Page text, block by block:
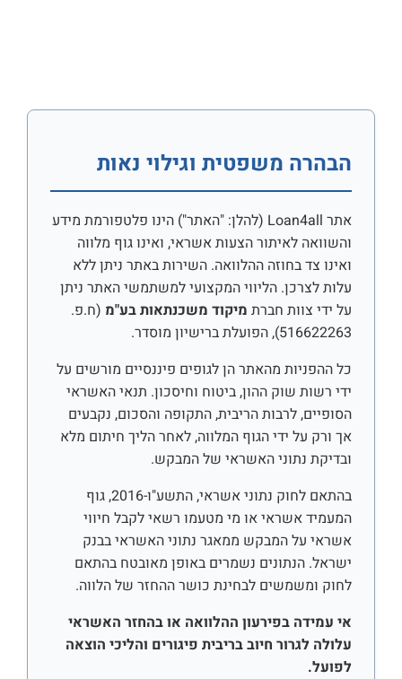
הבהרה משפטית וגילוי נאות
אתר Loan4all (להלן: "האתר") הינו פלטפורמת מידע
והשוואה לאיתור הצעות אשראי, ואינו גוף מלווה
ואינו צד בחוזה ההלוואה. השירות באתר ניתן ללא
עלות לצרכן. הליווי המקצועי למשתמשי האתר ניתן
על ידי צוות חברת מיקוד משכנתאות בע"מ (ח.פ.
516622263), הפועלת ברישיון מוסדר.
כל ההפניות מהאתר הן לגופים פיננסיים מורשים על
ידי רשות שוק ההון, ביטוח וחיסכון. תנאי האשראי
הסופיים, לרבות הריבית, התקופה והסכום, נקבעים
אך ורק על ידי הגוף המלווה, לאחר הליך חיתום מלא
ובדיקת נתוני האשראי של המבקש.
בהתאם לחוק נתוני אשראי, התשע"ו-2016, גוף
המעמיד אשראי או מי מטעמו רשאי לקבל חיווי
אשראי על המבקש ממאגר נתוני האשראי בבנק
ישראל. הנתונים נשמרים באופן מאובטח בהתאם
לחוק ומשמשים לבחינת כושר ההחזר של הלווה.
אי עמידה בפירעון ההלוואה או בהחזר האשראי
עלולה לגרור חיוב בריבית פיגורים והליכי הוצאה
לפועל.